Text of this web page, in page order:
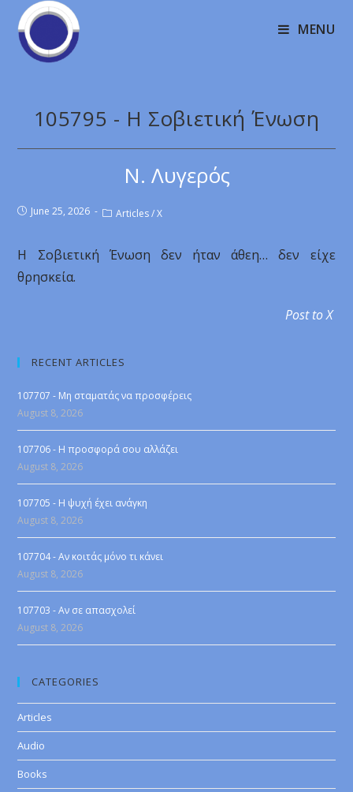
MENU
105795 - Η Σοβιετική Ένωση
Ν. Λυγερός
June 25, 2026 Articles / X
Η Σοβιετική Ένωση δεν ήταν άθεη… δεν είχε
θρησκεία.
Post to X
RECENT ARTICLES
107707 - Μη σταματάς να προσφέρεις
August 8, 2026
107706 - Η προσφορά σου αλλάζει
August 8, 2026
107705 - Η ψυχή έχει ανάγκη
August 8, 2026
107704 - Αν κοιτάς μόνο τι κάνει
August 8, 2026
107703 - Αν σε απασχολεί
August 8, 2026
CATEGORIES
Articles
Audio
Books